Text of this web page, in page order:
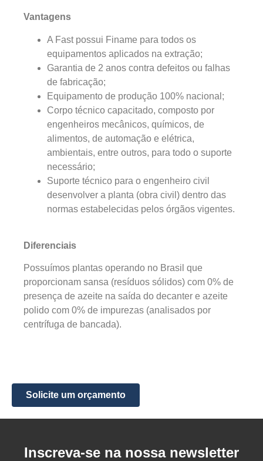
Vantagens
A Fast possui Finame para todos os
equipamentos aplicados na extração;
Garantia de 2 anos contra defeitos ou falhas
de fabricação;
Equipamento de produção 100% nacional;
Corpo técnico capacitado, composto por
engenheiros mecânicos, químicos, de
alimentos, de automação e elétrica,
ambientais, entre outros, para todo o suporte
necessário;
Suporte técnico para o engenheiro civil
desenvolver a planta (obra civil) dentro das
normas estabelecidas pelos órgãos vigentes.
Diferenciais
Possuímos plantas operando no Brasil que
proporcionam sansa (resíduos sólidos) com 0% de
presença de azeite na saída do decanter e azeite
polido com 0% de impurezas (analisados por
centrífuga de bancada).
Solicite um orçamento
Inscreva-se na nossa newsletter